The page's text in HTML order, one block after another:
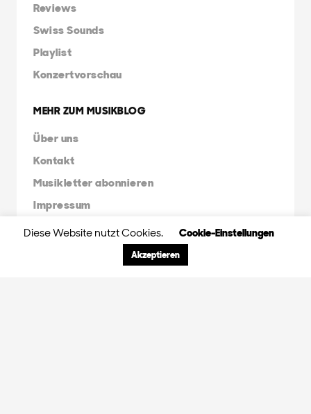
Reviews
Swiss Sounds
Playlist
Konzertvorschau
MEHR ZUM MUSIKBLOG
Über uns
Kontakt
Musikletter abonnieren
Impressum
FRIENDS & FAMILY
Orange Peel Agency
Radio X Mainstream
Diese Website nutzt Cookies. Cookie-Einstellungen
Akzeptieren